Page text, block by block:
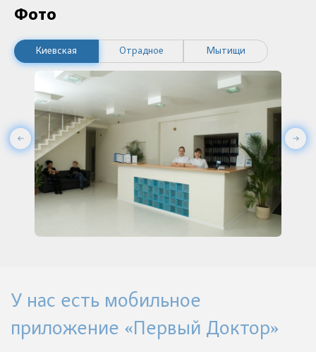
Фото
Киевская Отрадное Мытищи
У нас есть мобильное
приложение «Первый Доктор»